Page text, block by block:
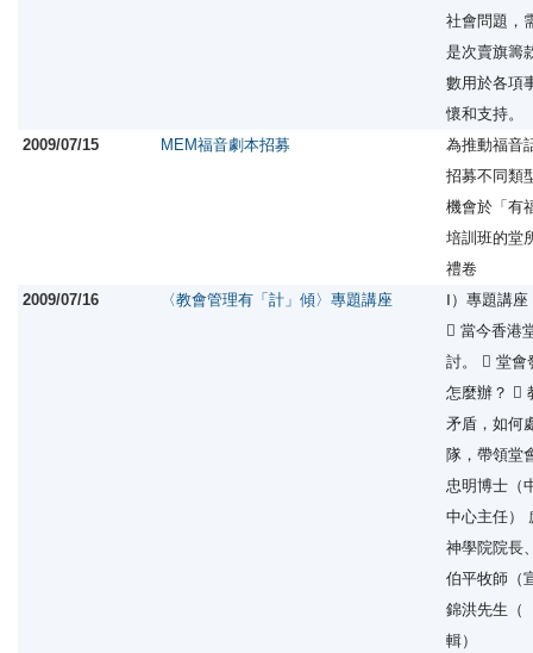
社會問題，
是次賣旗籌
數用於各項
懷和支持。
2009/07/15
MEM福音劇本招募
為推動福音
招募不同類
機會於「有
培訓班的堂
禮卷
2009/07/16
〈教會管理有「計」傾〉專題講座
Ⅰ）專題講座
 當今香港
討。  堂會
怎麼辦？ 
矛盾，如何
隊，帶領堂
忠明博士（
中心主任）
神學院院長
伯平牧師（
錦洪先生（
輯）